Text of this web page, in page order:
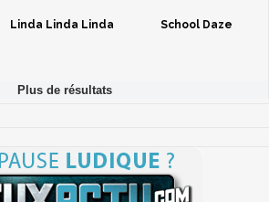
Linda Linda Linda School Daze